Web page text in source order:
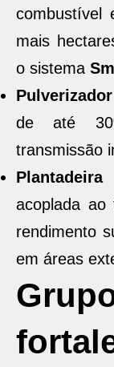
combustível
mais
o sistema
de até
transmissão
acoplada ao
rendimento
em áreas